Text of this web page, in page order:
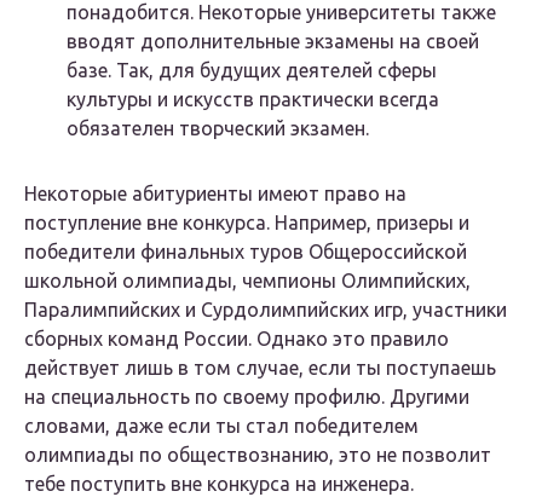
понадобится. Некоторые университеты также
вводят дополнительные экзамены на своей
базе. Так, для будущих деятелей сферы
культуры и искусств практически всегда
обязателен творческий экзамен.
Некоторые абитуриенты имеют право на
поступление вне конкурса. Например, призеры и
победители финальных туров Общероссийской
школьной олимпиады, чемпионы Олимпийских,
Паралимпийских и Сурдолимпийских игр, участники
сборных команд России. Однако это правило
действует лишь в том случае, если ты поступаешь
на специальность по своему профилю. Другими
словами, даже если ты стал победителем
олимпиады по обществознанию, это не позволит
тебе поступить вне конкурса на инженера.